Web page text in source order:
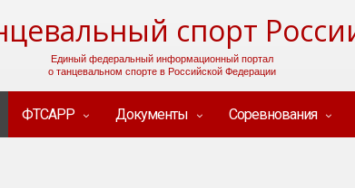
спорт
Единый федеральный информационный портал
о танцевальном спорте в Российской Федерации
ФТСАРР Документы Соревнования